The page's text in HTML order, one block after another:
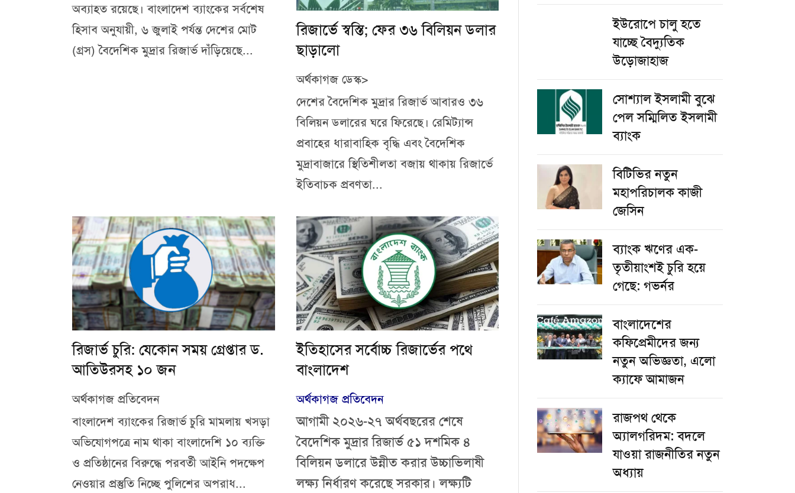
অব্যাহত রয়েছে। বাংলাদেশ ব্যাংকের সর্বশেষ
হিসাব অনুযায়ী, ৬ জুলাই পর্যন্ত দেশের মোট
(গ্রস) বৈদেশিক মুদ্রার রিজার্ভ দাঁড়িয়েছে...
রিজার্ভে স্বস্তি; ফের ৩৬ বিলিয়ন ডলার
ছাড়ালো
অর্থকাগজ ডেস্ক>
দেশের বৈদেশিক মুদ্রার রিজার্ভ আবারও ৩৬
বিলিয়ন ডলারের ঘরে ফিরেছে। রেমিট্যান্স
প্রবাহের ধারাবাহিক বৃদ্ধি এবং বৈদেশিক
মুদ্রাবাজারে স্থিতিশীলতা বজায় থাকায় রিজার্ভে
ইতিবাচক প্রবণতা...
রিজার্ভ চুরি: যেকোন সময় গ্রেপ্তার ড.
আতিউরসহ ১০ জন
অর্থকাগজ প্রতিবেদন
বাংলাদেশ ব্যাংকের রিজার্ভ চুরি মামলায় খসড়া
অভিযোগপত্রে নাম থাকা বাংলাদেশি ১০ ব্যক্তি
ও প্রতিষ্ঠানের বিরুদ্ধে পরবর্তী আইনি পদক্ষেপ
নেওয়ার প্রস্তুতি নিচ্ছে পুলিশের অপরাধ...
ইতিহাসের সর্বোচ্চ রিজার্ভের পথে
বাংলাদেশ
অর্থকাগজ প্রতিবেদন
আগামী ২০২৬-২৭ অর্থবছরের শেষে
বৈদেশিক মুদ্রার রিজার্ভ ৫১ দশমিক ৪
বিলিয়ন ডলারে উন্নীত করার উচ্চাভিলাষী
লক্ষ্য নির্ধারণ করেছে সরকার। লক্ষ্যটি
ইউরোপে চালু হতে
যাচ্ছে বৈদ্যুতিক
উড়োজাহাজ
সোশ্যাল ইসলামী বুঝে
পেল সম্মিলিত ইসলামী
ব্যাংক
বিটিভির নতুন
মহাপরিচালক কাজী
জেসিন
ব্যাংক ঋণের এক-
তৃতীয়াংশই চুরি হয়ে
গেছে: গভর্নর
বাংলাদেশের
কফিপ্রেমীদের জন্য
নতুন অভিজ্ঞতা, এলো
ক্যাফে আমাজন
রাজপথ থেকে
অ্যালগরিদম: বদলে
যাওয়া রাজনীতির নতুন
অধ্যায়